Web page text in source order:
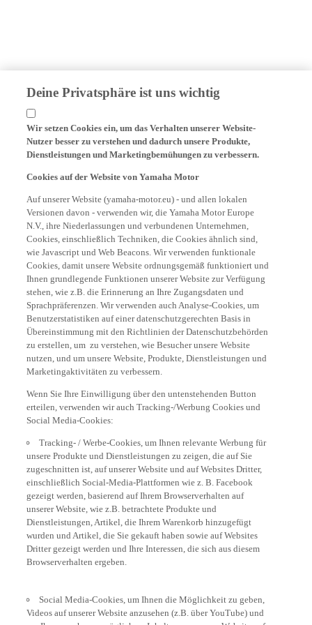
Deine Privatsphäre ist uns wichtig
Wir setzen Cookies ein, um das Verhalten unserer Website-
Nutzer besser zu verstehen und dadurch unsere Produkte,
Dienstleistungen und Marketingbemühungen zu verbessern.
Cookies auf der Website von Yamaha Motor
Auf unserer Website (yamaha-motor.eu) - und allen lokalen
Versionen davon - verwenden wir, die Yamaha Motor Europe
N.V., ihre Niederlassungen und verbundenen Unternehmen,
Cookies, einschließlich Techniken, die Cookies ähnlich sind,
wie Javascript und Web Beacons. Wir verwenden funktionale
Cookies, damit unsere Website ordnungsgemäß funktioniert und
Ihnen grundlegende Funktionen unserer Website zur Verfügung
stehen, wie z.B. die Erinnerung an Ihre Zugangsdaten und
Sprachpräferenzen. Wir verwenden auch Analyse-Cookies, um
Benutzerstatistiken auf einer datenschutzgerechten Basis in
Übereinstimmung mit den Richtlinien der Datenschutzbehörden
zu erstellen, um zu verstehen, wie Besucher unsere Website
nutzen, und um unsere Website, Produkte, Dienstleistungen und
Marketingaktivitäten zu verbessern.
Wenn Sie Ihre Einwilligung über den untenstehenden Button
erteilen, verwenden wir auch Tracking-/Werbung Cookies und
Social Media-Cookies:
Tracking- / Werbe-Cookies, um Ihnen relevante Werbung für
unsere Produkte und Dienstleistungen zu zeigen, die auf Sie
zugeschnitten ist, auf unserer Website und auf Websites Dritter,
einschließlich Social-Media-Plattformen wie z. B. Facebook
gezeigt werden, basierend auf Ihrem Browserverhalten auf
unserer Website, wie z.B. betrachtete Produkte und
Dienstleistungen, Artikel, die Ihrem Warenkorb hinzugefügt
wurden und Artikel, die Sie gekauft haben sowie auf Websites
Dritter gezeigt werden und Ihre Interessen, die sich aus diesem
Browserverhalten ergeben.
Social Media-Cookies, um Ihnen die Möglichkeit zu geben,
Videos auf unserer Website anzusehen (z.B. über YouTube) und
um Ihnen auch zu ermöglichen, Inhalte von unserer Website auf